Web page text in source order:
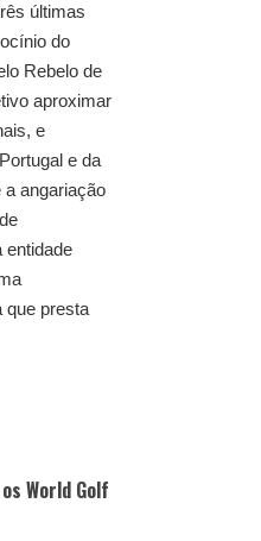
últimas
do
Rebelo de
aproximar
e
e da
a angariação
entidade
que presta
World Golf